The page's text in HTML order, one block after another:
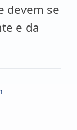
devem se
e da